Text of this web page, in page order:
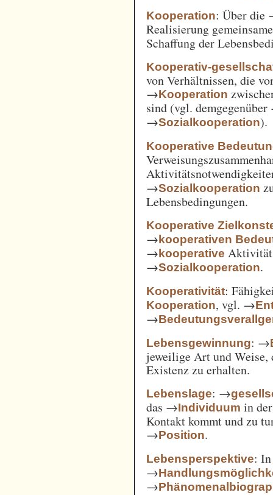
Kooperation: Über
Realisierung
Schaffung der
Kooperativ-
von Verhältnissen, die
→Kooperation
sind (vgl.
→Sozialkooperation).
Kooperative
→Sozialkooperation
Lebensbedingungen.
Kooperative
→kooperativen
→kooperative
→Sozialkooperation.
Kooperativität:
Kooperation, vgl. →
→
Lebensgewinnung: →
jeweilige Art und
Existenz zu erhalten.
Lebenslage: →
das →Individuum in
Kontakt kommt und zu
→Position.
Lebensperspektive:
→
→